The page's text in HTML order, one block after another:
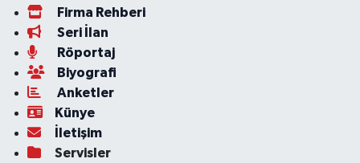
Firma Rehberi
Seri İlan
Röportaj
Biyografi
Anketler
Künye
İletişim
Servisler